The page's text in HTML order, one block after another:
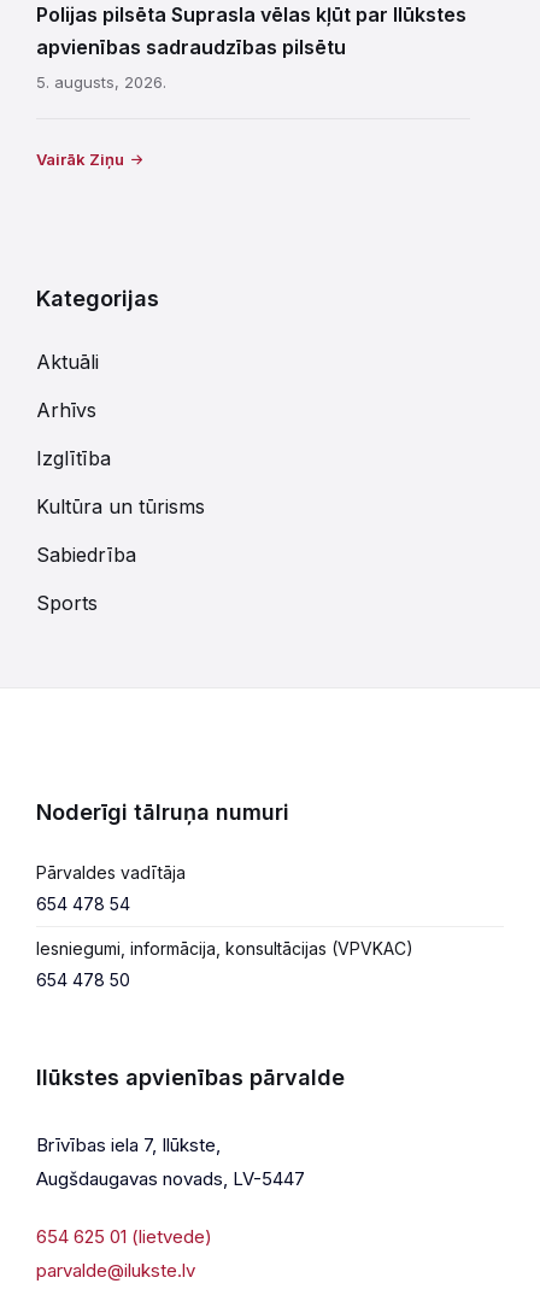
Polijas pilsēta Suprasla vēlas kļūt par Ilūkstes
apvienības sadraudzības pilsētu
5. augusts, 2026.
Vairāk Ziņu
Kategorijas
Aktuāli
Arhīvs
Izglītība
Kultūra un tūrisms
Sabiedrība
Sports
Noderīgi tālruņa numuri
Pārvaldes vadītāja
654 478 54
Iesniegumi, informācija, konsultācijas (VPVKAC)
654 478 50
Ilūkstes apvienības pārvalde
Brīvības iela 7, Ilūkste,
Augšdaugavas novads, LV-5447
654 625 01 (lietvede)
parvalde@ilukste.lv